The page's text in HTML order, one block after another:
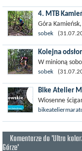
Kaczmarek
Zapisz się i
4. MTB
Góra
areną
edycji MTB...
sobek
Kolejna
W minioną
Kamieńsk.
dystansach
sobek
Bike Atelier
Wiosenne
a sezon
w maju...
Komentarze do 'Ultra
Górze'